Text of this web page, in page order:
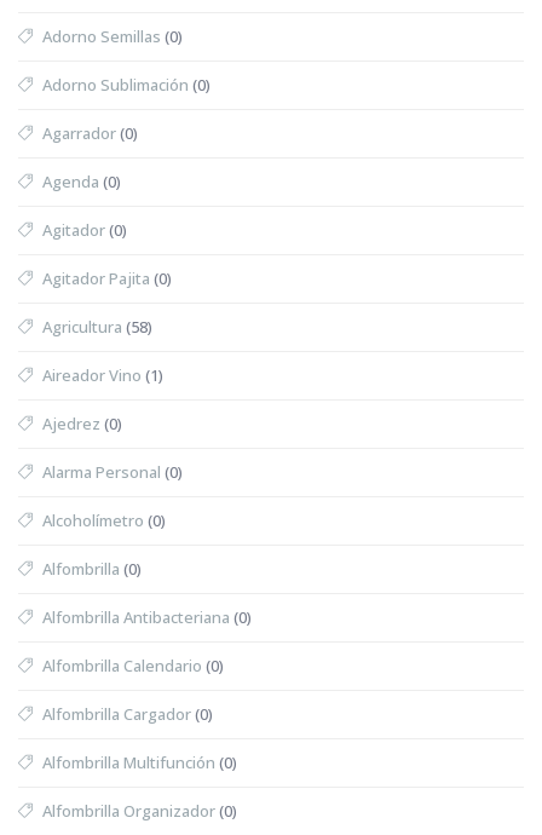
Adorno Semillas (0)
Adorno Sublimación (0)
Agarrador(0)
Agenda (0)
Agitador(0)
Agitador Pajita (0)
Agricultura (58)
Aireador Vino (1)
Ajedrez (0)
Alarma Personal (0)
Alcoholímetro (0)
Alfombrilla (0)
Alfombrilla Antibacteriana (0)
Alfombrilla Calendario (0)
Alfombrilla Cargador(0)
Alfombrilla Multifunción (0)
Alfombrilla Organizador(0)